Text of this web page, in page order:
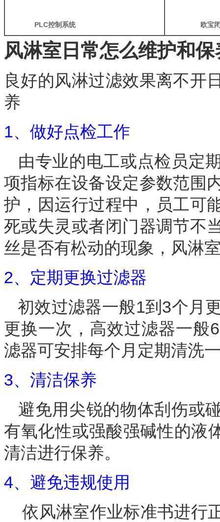
PLC控制系统 欧宝
风淋室日常怎么维护和保
良好的风淋过滤效果离不开
养
1、做好点检工作
由专业的电工或点检员定
项指标在设备设定参数范围
护，因运行过程中，员工可
死或失灵或者闭门器调节不
丝是否有松动的现象，风淋
2、定期更换过滤器
初效过滤器一般1到3个月
更换一次，高效过滤器一
滤器可安排每个月定期清洗
3、清洁保养
避免用尖锐的物体刮伤或
有氧化性或强酸强碱性的
清洁进行保养。
4、避免违规使用
依风淋室作业标准书进行